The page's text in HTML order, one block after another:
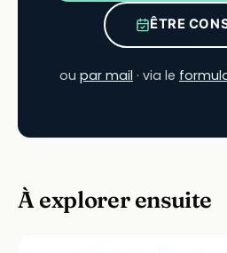
ÊTRE
ou par mail · via le
À explorer ensuite